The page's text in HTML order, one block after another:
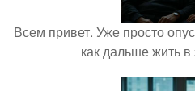
Всем привет. Уже просто
как дальше жить в